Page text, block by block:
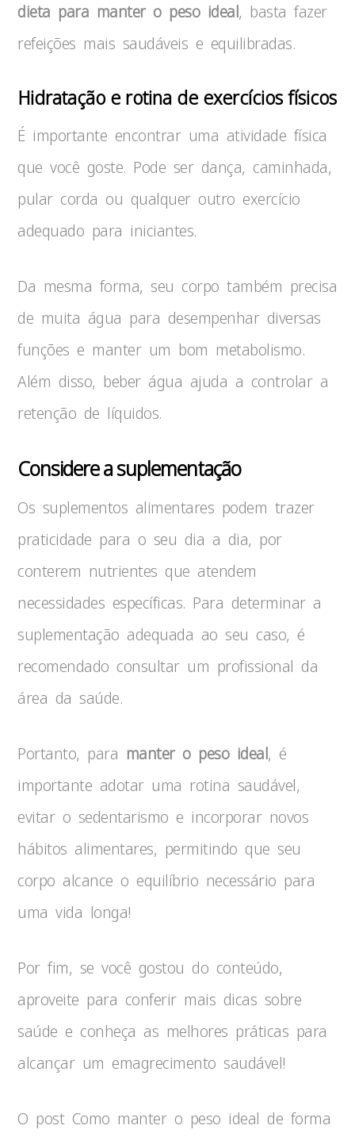
dieta para manter o peso ideal, basta fazer
refeições mais saudáveis e equilibradas.
Hidratação e rotina de exercícios físicos
É importante encontrar uma atividade física
que você goste. Pode ser dança, caminhada,
pular corda ou qualquer outro exercício
adequado para iniciantes.
Da mesma forma, seu corpo também precisa
de muita água para desempenhar diversas
funções e manter um bom metabolismo.
Além disso, beber água ajuda a controlar a
retenção de líquidos.
Considere a suplementação
Os suplementos alimentares podem trazer
praticidade para o seu dia a dia, por
conterem nutrientes que atendem
necessidades específicas. Para determinar a
suplementação adequada ao seu caso, é
recomendado consultar um profissional da
área da saúde.
Portanto, para manter o peso ideal, é
importante adotar uma rotina saudável,
evitar o sedentarismo e incorporar novos
hábitos alimentares, permitindo que seu
corpo alcance o equilíbrio necessário para
uma vida longa!
Por fim, se você gostou do conteúdo,
aproveite para conferir mais dicas sobre
saúde e conheça as melhores práticas para
alcançar um emagrecimento saudável!
O post Como manter o peso ideal de forma